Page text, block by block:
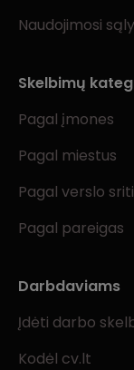
Naudojimosi
Skelbimų
Pagal įmones
Pagal miestus
Pagal verslo
Pagal pareigas
Darbdaviams
Įdėti darbo
Kodėl cv.lt